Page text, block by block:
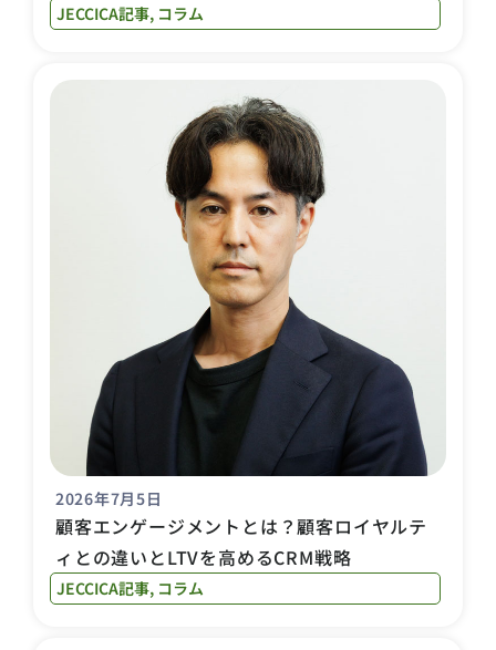
JECCICA記事, コラム
2026年7月5日
顧客エンゲージメントとは？顧客ロイヤルテ
ィとの違いとLTVを高めるCRM戦略
JECCICA記事, コラム